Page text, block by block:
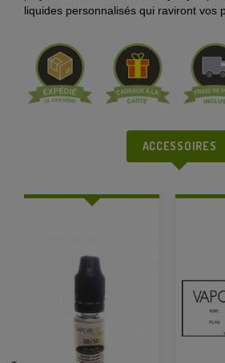
liquides personnalisés qui raviront vos
ACCESSOIRES